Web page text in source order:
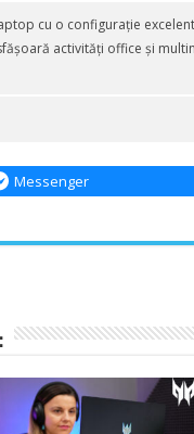
cu o configurație
activități office și
Messenger